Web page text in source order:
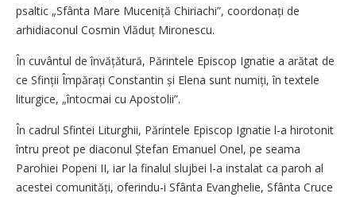
psaltic „Sfânta Mare Muceniță Chiriachi”, coor­donați de
arhidiaconul Cosmin Vlă­duț Mironescu.
În cuvântul de învățătură, Părintele Episcop Ignatie a arătat de
ce Sfinții Împărați Constantin și Elena sunt numiți, în textele
liturgice, „întocmai cu Apostolii”.
În cadrul Sfintei Liturghii, Părintele Episcop Ignatie l-a hirotonit
întru preot pe diaconul Ștefan Emanuel Onel, pe seama
Parohiei Popeni II, iar la finalul slujbei l-a instalat ca paroh al
acestei comunități, oferindu-i Sfânta Evanghelie, Sfânta Cruce